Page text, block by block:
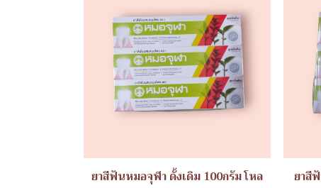
ยาสีฟันหมอจุฬา ดั้งเดิม 100กรัม โหล ยาสี